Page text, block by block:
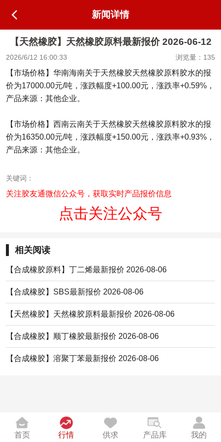
新闻详情
【天然橡胶】天然橡胶原料最新报价 2026-06-12
2026/6/12 16:00:33 浏览量：135
【市场价格】华南海南关于天然橡胶天然橡胶原料胶水的报
价为17000.00元/吨，涨跌幅度+100.00元，涨跌率+0.59%，
产品来源：其他企业。
【市场价格】西南云南关于天然橡胶天然橡胶原料胶水的报
价为16350.00元/吨，涨跌幅度+150.00元，涨跌率+0.93%，
产品来源：其他企业。
关键词：
关注胶友通微信公众号，获取实时产品报价信息
点击关注公众号
相关阅读
【合成橡胶原料】丁二烯最新报价 2026-08-06
【合成橡胶】SBS最新报价 2026-08-06
【天然橡胶】天然橡胶原料最新报价 2026-08-06
【合成橡胶】顺丁橡胶最新报价 2026-08-06
【合成橡胶】溶聚丁苯最新报价 2026-08-06
首页 行情 供求 产品库 我的